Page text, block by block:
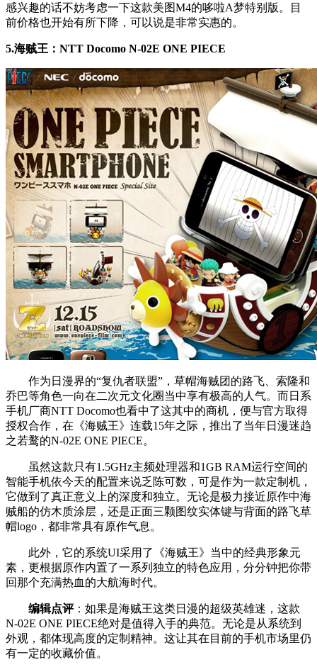
感兴趣的话不妨考虑一下这款美图M4的哆啦A梦特别版。目
前价格也开始有所下降，可以说是非常实惠的。
5.海贼王：NTT Docomo N-02E ONE PIECE
作为日漫界的“复仇者联盟”，草帽海贼团的路飞、索隆和
乔巴等角色一向在二次元文化圈当中享有极高的人气。而日系
手机厂商NTT Docomo也看中了这其中的商机，便与官方取得
授权合作，在《海贼王》连载15年之际，推出了当年日漫迷趋
之若鹜的N-02E ONE PIECE。
虽然这款只有1.5GHz主频处理器和1GB RAM运行空间的
智能手机依今天的配置来说乏陈可数，可是作为一款定制机，
它做到了真正意义上的深度和独立。无论是极力接近原作中海
贼船的仿木质涂层，还是正面三颗图纹实体键与背面的路飞草
帽logo，都非常具有原作气息。
此外，它的系统UI采用了《海贼王》当中的经典形象元
素，更根据原作内置了一系列独立的特色应用，分分钟把你带
回那个充满热血的大航海时代。
编辑点评：如果是海贼王这类日漫的超级英雄迷，这款
N-02E ONE PIECE绝对是值得入手的典范。无论是从系统到
外观，都体现高度的定制精神。这让其在目前的手机市场里仍
有一定的收藏价值。